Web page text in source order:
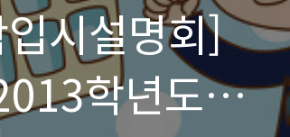
시설명회]
학년도